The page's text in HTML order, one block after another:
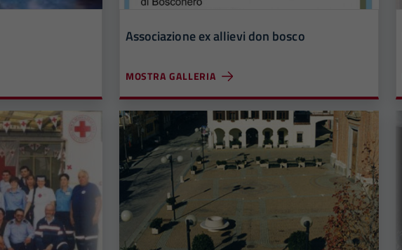
Associazione ex allievi don bosco
MOSTRA GALLERIA